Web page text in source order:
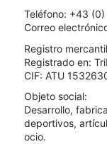
Teléfono: +43 (0)
Correo
Registro
Registrado en:
CIF: ATU
Objeto social:
Desarrollo,
deportivos,
ocio.